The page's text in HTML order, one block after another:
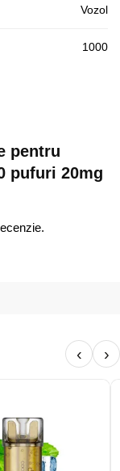
Vozol
1000
pentru
pufuri 20mg
‹ ›